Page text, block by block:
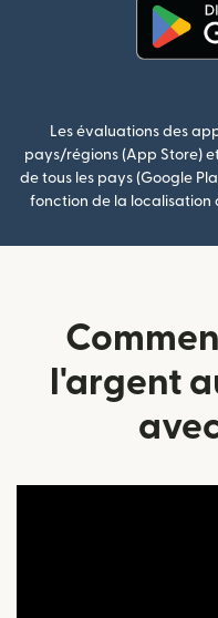
Les évaluations des
pays/régions (App Store)
de tous les pays (Google
fonction de la localisation
l'argent